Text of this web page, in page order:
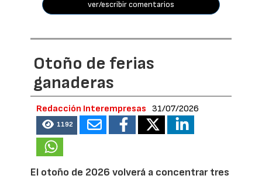
ver/escribir comentarios
Otoño de ferias
ganaderas
Redacción Interempresas 31/07/2026
1192
El otoño de 2026 volverá a concentrar tres